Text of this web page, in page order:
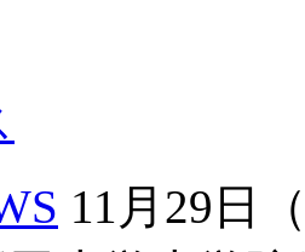
11月29日